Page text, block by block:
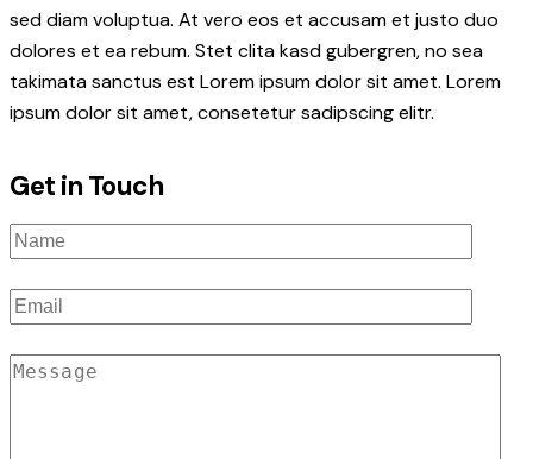
sed diam voluptua. At vero eos et accusam et justo duo
dolores et ea rebum. Stet clita kasd gubergren, no sea
takimata sanctus est Lorem ipsum dolor sit amet. Lorem
ipsum dolor sit amet, consetetur sadipscing elitr.
Get in Touch